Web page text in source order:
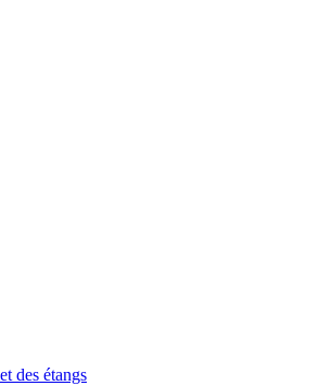
des étangs